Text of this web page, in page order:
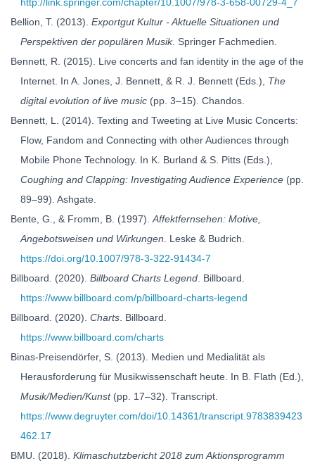
Bellion, T. (2013). Exportgut Kultur - Aktuelle Situationen und
Perspektiven der populären Musik. Springer Fachmedien.
Bennett, R. (2015). Live concerts and fan identity in the age of the
Internet. In A. Jones, J. Bennett, & R. J. Bennett (Eds.), The
digital evolution of live music (pp. 3–15). Chandos.
Bennett, L. (2014). Texting and Tweeting at Live Music Concerts:
Flow, Fandom and Connecting with other Audiences through
Mobile Phone Technology. In K. Burland & S. Pitts (Eds.),
Coughing and Clapping: Investigating Audience Experience (pp.
89–99). Ashgate.
Bente, G., & Fromm, B. (1997). Affektfernsehen: Motive,
Angebotsweisen und Wirkungen . Leske & Budrich.
https://doi.org/10.1007/978-3-322-91434-7
Billboard. (2020). Billboard Charts Legend . Billboard.
https://www.billboard.com/p/billboard-charts-legend
Billboard. (2020). Charts . Billboard.
https://www.billboard.com/charts
Binas-Preisendörfer, S. (2013). Medien und Medialität als
Herausforderung für Musikwissenschaft heute. In B. Flath (Ed.),
Musik/Medien/Kunst(pp. 17–32). Transcript.
https://www.degruyter.com/doi/10.14361/transcript.9783839423
462.17
BMU. (2018). Klimaschutzbericht 2018 zum Aktionsprogramm